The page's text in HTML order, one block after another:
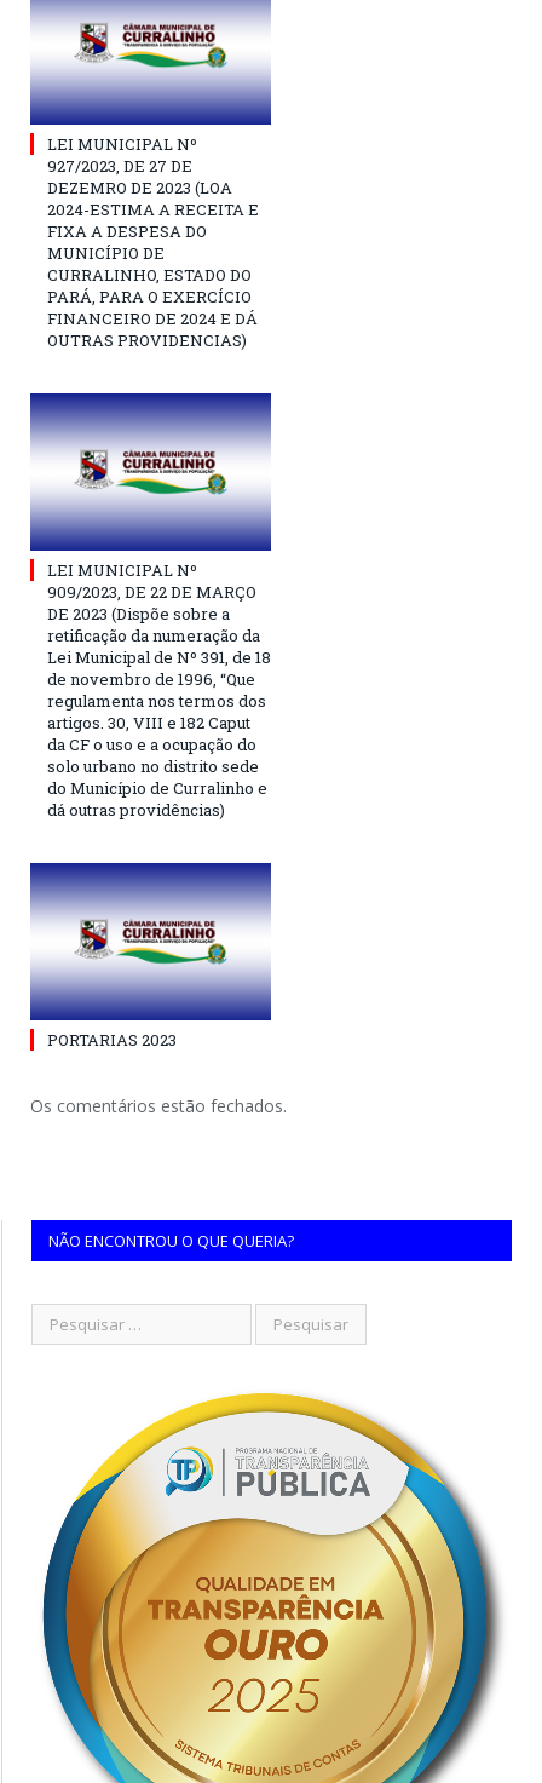
LEI MUNICIPAL Nº
927/2023, DE 27 DE
DEZEMRO DE 2023 (LOA
2024-ESTIMA A RECEITA E
FIXA A DESPESA DO
MUNICÍPIO DE
CURRALINHO, ESTADO DO
PARÁ, PARA O EXERCÍCIO
FINANCEIRO DE 2024 E DÁ
OUTRAS PROVIDENCIAS)
LEI MUNICIPAL Nº
909/2023, DE 22 DE MARÇO
DE 2023 (Dispõe sobre a
retificação da numeração da
Lei Municipal de Nº 391, de 18
de novembro de 1996, “Que
regulamenta nos termos dos
artigos. 30, VIII e 182 Caput
da CF o uso e a ocupação do
solo urbano no distrito sede
do Município de Curralinho e
dá outras providências)
PORTARIAS 2023
Os comentários estão fechados.
NÃO ENCONTROU O QUE QUERIA?